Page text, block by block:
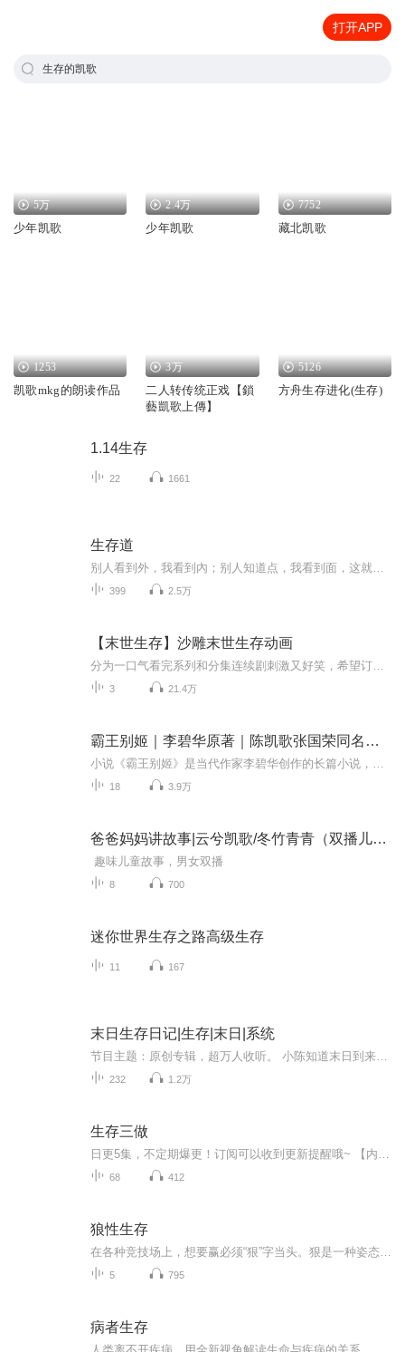
打开APP
生存的凯歌
5万
少年凯歌
2.4万
少年凯歌
7752
藏北凯歌
1253
凯歌mkg的朗读作品
3万
二人转传统正戏【鎖
藝凱歌上傳】
5126
方舟生存进化(生存)
1.14生存
22 1661
生存道
399 2.5万
【末世生存】沙雕末世生存动画
3 21.4万
霸王别姬｜李碧华原著｜陈凯歌张国荣同名电影
18 3.9万
爸爸妈妈讲故事|云兮凯歌/冬竹青青（双播儿童故事）
趣味儿童故事，男女双播
8 700
迷你世界生存之路高级生存
11 167
末日生存日记|生存|末日|系统
232 1.2万
生存三做
68 412
狼性生存
5 795
病者生存